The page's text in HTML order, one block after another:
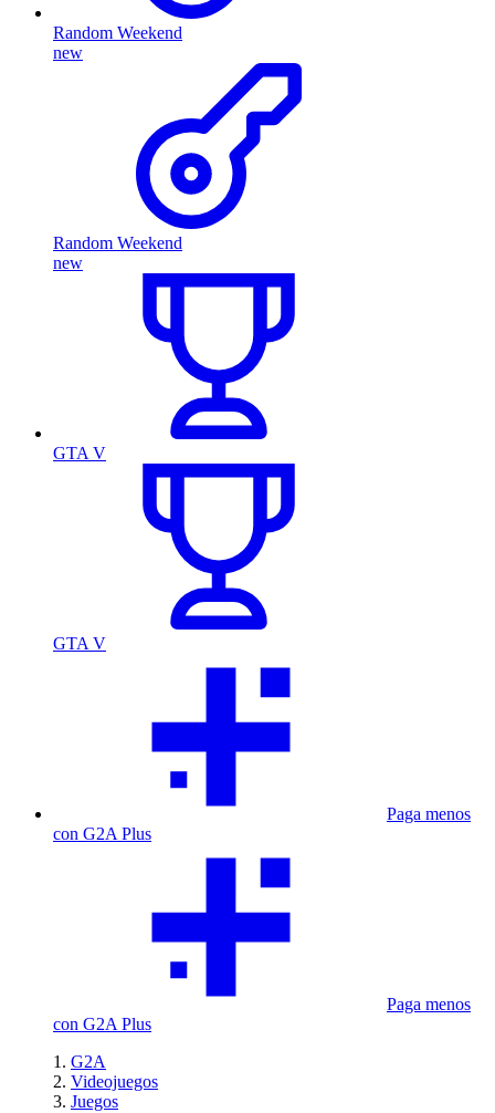
Random Weekend
new
Random Weekend
new
GTA V
GTA V
Paga menos
con G2A Plus
Paga menos
con G2A Plus
G2A
Videojuegos
Juegos